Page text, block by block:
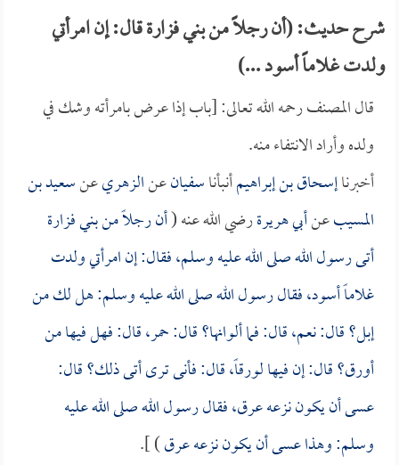
شرح حديث: (أن رجلاً من بني فزارة قال: إن امرأتي
ولدت غلاماً أسود ...)
قال المصنف رحمه الله تعالى: [باب إذا عرض بامرأته وشك في
ولده وأراد الانتفاء منه.
أخبرناإسحاق بن إبراهيمأنبأناسفيانعنالزهريعنسعيد بن
المسيبعنأبي هريرةرضي الله عنه (أن رجلاً من بني فزارة
أتى رسول الله صلى الله عليه وسلم، فقال: إن امرأتي ولدت
غلاماً أسود، فقال رسول الله صلى الله عليه وسلم: هل لك من
إبل؟ قال: نعم، قال: فما ألوانها؟ قال: حمر، قال: فهل فيها من
أورق؟ قال: إن فيها لورقاً، قال: فأنى ترى أتى ذلك؟ قال:
عسى أن يكون نزعه عرق، فقال رسول الله صلى الله عليه
وسلم: وهذا عسى أن يكون نزعه عرق) ].